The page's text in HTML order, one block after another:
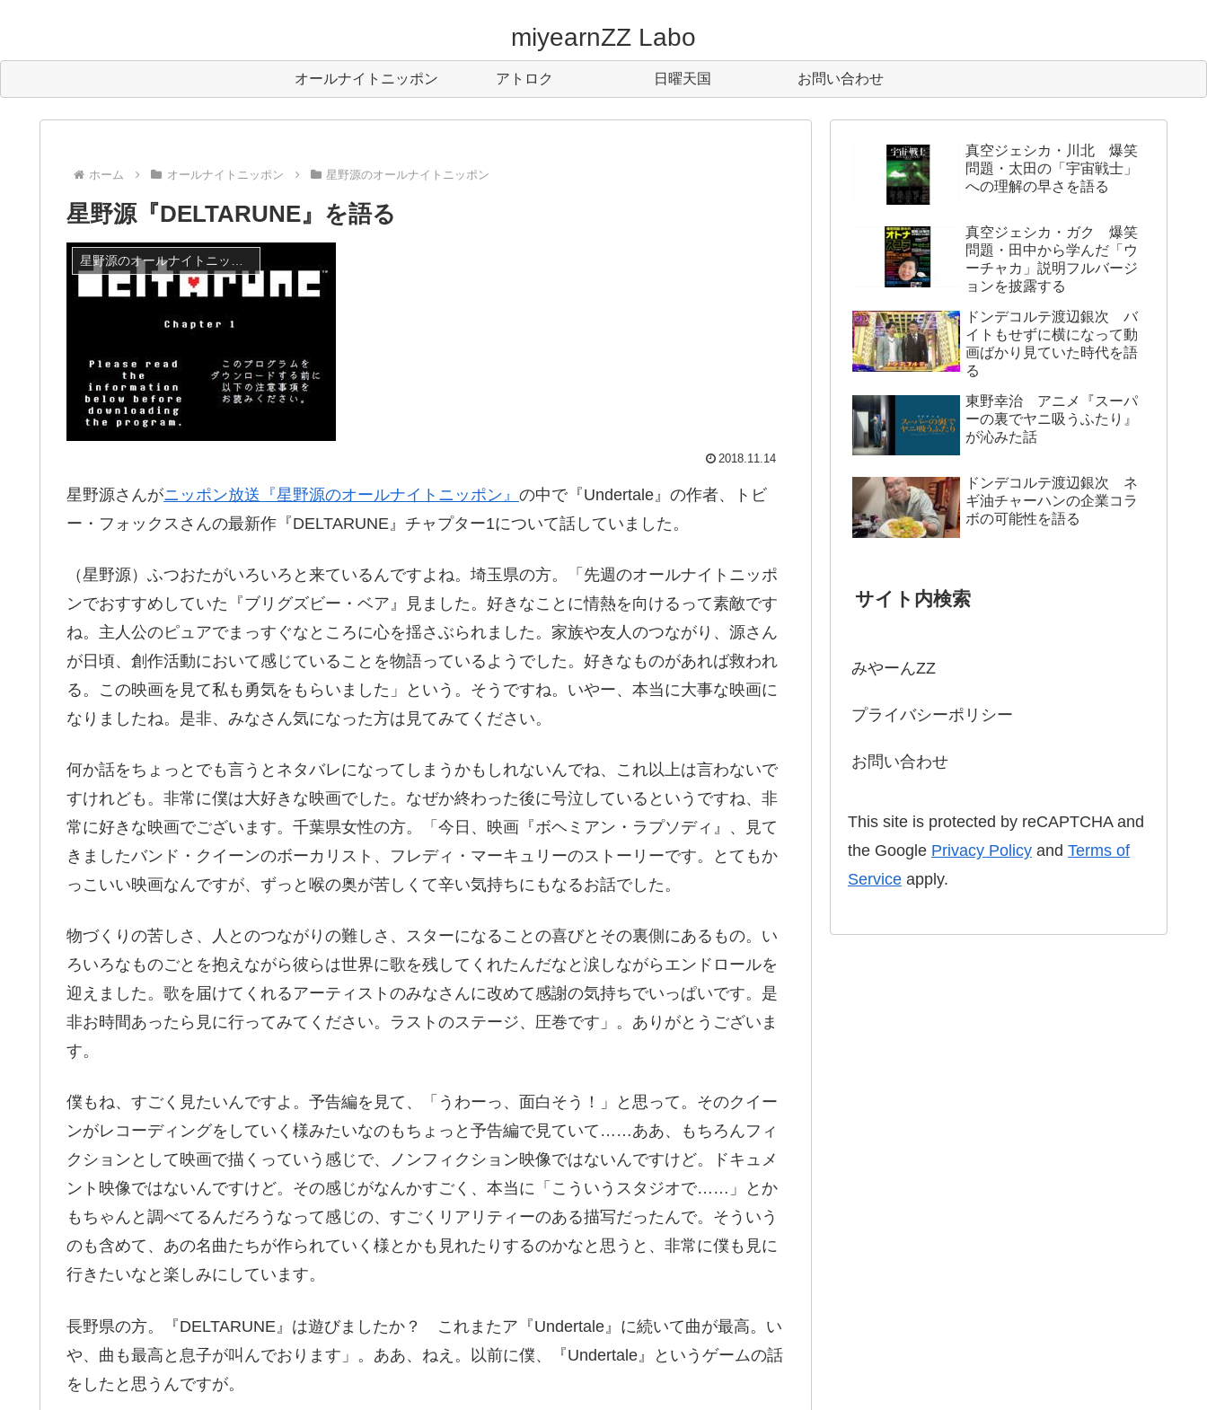
miyearnZZ Labo
オールナイトニッポン アトロク 日曜天国 お問い合わせ
ホーム オールナイトニッポン 星野源のオールナイトニッポン
星野源『DELTARUNE』を語る
星野源のオールナイトニッポン
2018.11.14
星野源さんがニッポン放送『星野源のオールナイトニッポン』 の中で『Undertale』の作者、トビ
ー・フォックスさんの最新作『DELTARUNE』チャプター1について話していました。
（星野源）ふつおたがいろいろと来ているんですよね。埼玉県の方。「先週のオールナイトニッポ
ンでおすすめしていた『ブリグズビー・ベア』見ました。好きなことに情熱を向けるって素敵です
ね。主人公のピュアでまっすぐなところに心を揺さぶられました。家族や友人のつながり、源さん
が日頃、創作活動において感じていることを物語っているようでした。好きなものがあれば救われ
る。この映画を見て私も勇気をもらいました」という。そうですね。いやー、本当に大事な映画に
なりましたね。是非、みなさん気になった方は見てみてください。
何か話をちょっとでも言うとネタバレになってしまうかもしれないんでね、これ以上は言わないで
すけれども。非常に僕は大好きな映画でした。なぜか終わった後に号泣しているというですね、非
常に好きな映画でございます。千葉県女性の方。「今日、映画『ボヘミアン・ラプソディ』、見て
きましたバンド・クイーンのボーカリスト、フレディ・マーキュリーのストーリーです。とてもか
っこいい映画なんですが、ずっと喉の奥が苦しくて辛い気持ちにもなるお話でした。
物づくりの苦しさ、人とのつながりの難しさ、スターになることの喜びとその裏側にあるもの。い
ろいろなものごとを抱えながら彼らは世界に歌を残してくれたんだなと涙しながらエンドロールを
迎えました。歌を届けてくれるアーティストのみなさんに改めて感謝の気持ちでいっぱいです。是
非お時間あったら見に行ってみてください。ラストのステージ、圧巻です」。ありがとうございま
す。
僕もね、すごく見たいんですよ。予告編を見て、「うわーっ、面白そう！」と思って。そのクイー
ンがレコーディングをしていく様みたいなのもちょっと予告編で見ていて……ああ、もちろんフィ
クションとして映画で描くっていう感じで、ノンフィクション映像ではないんですけど。ドキュメ
ント映像ではないんですけど。その感じがなんかすごく、本当に「こういうスタジオで……」とか
もちゃんと調べてるんだろうなって感じの、すごくリアリティーのある描写だったんで。そういう
のも含めて、あの名曲たちが作られていく様とかも見れたりするのかなと思うと、非常に僕も見に
行きたいなと楽しみにしています。
長野県の方。『DELTARUNE』は遊びましたか？ これまたア『Undertale』に続いて曲が最高。い
や、曲も最高と息子が叫んでおります」。ああ、ねえ。以前に僕、『Undertale』というゲームの話
をしたと思うんですが。
真空ジェシカ・川北 爆笑
問題・太田の「宇宙戦士」
への理解の早さを語る
真空ジェシカ・ガク 爆笑
問題・田中から学んだ「ウ
ーチャカ」説明フルバージ
ョンを披露する
ドンデコルテ渡辺銀次 バ
イトもせずに横になって動
画ばかり見ていた時代を語
る
東野幸治 アニメ『スーパ
ーの裏でヤニ吸うふたり』
が沁みた話
ドンデコルテ渡辺銀次 ネ
ギ油チャーハンの企業コラ
ボの可能性を語る
サイト内検索
みやーんZZ
プライバシーポリシー
お問い合わせ
This site is protected by reCAPTCHA and
the Google Privacy Policy and Terms of
Service apply.